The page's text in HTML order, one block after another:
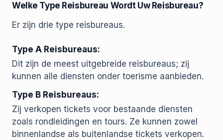
Welke Type Reisbureau Wordt Uw Reisbureau?
Er zijn drie type reisbureaus.
Type A Reisbureaus:
Dit zijn de meest uitgebreide reisbureaus; zij
kunnen alle diensten onder toerisme aanbieden.
Type B Reisbureaus:
Zij verkopen tickets voor bestaande diensten
zoals rondleidingen en tours. Ze kunnen zowel
binnenlandse als buitenlandse tickets verkopen.